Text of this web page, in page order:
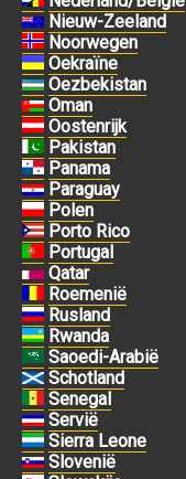
Nieuw-Zeeland
Noorwegen
Oekraïne
Oezbekistan
Oman
Oostenrijk
Pakistan
Panama
Paraguay
Polen
Porto Rico
Portugal
Qatar
Roemenië
Rusland
Rwanda
Saoedi-Arabië
Schotland
Senegal
Servië
Sierra Leone
Slovenië